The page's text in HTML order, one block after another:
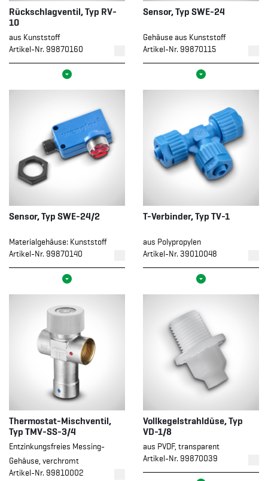
Rückschlagventil, Typ RV-
10
aus Kunststoff
Artikel-Nr. 99870160
Sensor, Typ SWE-24
Gehäuse aus Kunststoff
Artikel-Nr. 99870115
Sensor, Typ SWE-24/2
Materialgehäuse: Kunststoff
Artikel-Nr. 99870140
T-Verbinder, Typ TV-1
aus Polypropylen
Artikel-Nr. 39010048
Thermostat-Mischventil,
Typ TMV-SS-3/4
Entzinkungsfreies Messing-
Gehäuse, verchromt
Artikel-Nr. 99810002
Vollkegelstrahldüse, Typ
VD-1/8
aus PVDF, transparent
Artikel-Nr. 99870039